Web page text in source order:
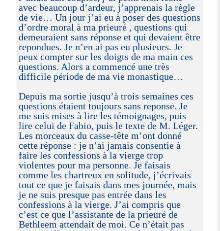
avec beaucoup d’ardeur, j’apprenais la règle
de vie… Un jour j’ai eu à poser des questions
d’ordre moral à ma prieuré , questions qui
demeuraient sans réponse et qui devaient être
repondues. Je n’en ai pas eu plusieurs. Je
peux compter sur les doigts de ma main ces
questions. Alors a commencé une très
difficile période de ma vie monastique…
Depuis ma sortie jusqu’à trois semaines ces
questions étaient toujours sans reponse. Je
me suis mises à lire les témoignages, puis
lire celui de Fabio, puis le texte de M. Léger.
Les morceaux du casse-tête m’ont donné
cette réponse : je n’ai jamais consentie à
faire les confessions à la vierge trop
violentes pour ma personne. Je faisais
comme les chartreux en solitude, j’écrivais
tout ce que je faisais dans mes journée, mais
je ne suis presque pas entrée dans les
confessions à la vierge. J’ai compris que
c’est ce que l’assistante de la prieuré de
Bethleem attendait de moi. Ce n’était pas